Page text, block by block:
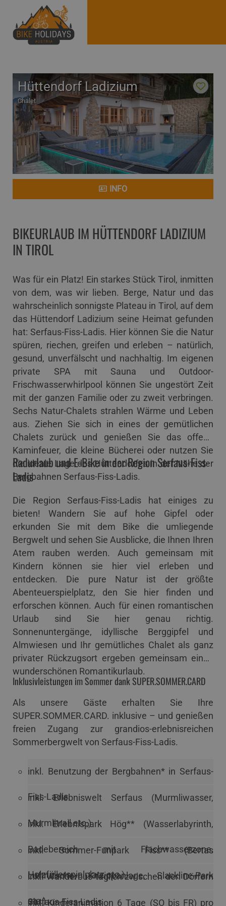
Hüttendorf Ladizium
Chalet
INFO
BIKEURLAUB IM HÜTTENDORF LADIZIUM
IN TIROL
Was für ein Platz! Ein starkes Stück Tirol, inmitten
von dem, was wir lieben. Berge, Natur und das
wahrscheinlich sonnigste Plateau in Tirol, auf dem
das Hüttendorf Ladizium seine Heimat gefunden
hat: Serfaus-Fiss-Ladis. Hier können Sie die Natur
spüren, riechen, greifen und erleben – natürlich,
gesund, unverfälscht und nachhaltig. Im eigenen
private SPA mit Sauna und Outdoor-
Frischwasserwhirlpool können Sie ungestört Zeit
mit der ganzen Familie oder zu zweit verbringen.
Sechs Natur-Chalets strahlen Wärme und Leben
aus. Ziehen Sie sich in eines der gemütlichen
Chalets zurück und genießen Sie das offene
Kaminfeuer, die kleine Bücherei oder nutzen Sie
die ideale Lage des Hüttendorfes in der Nähe der
Bergbahnen Serfaus-Fiss-Ladis.
Radurlaub und E-Bike in der Region Serfaus-Fiss-
Ladis
Die Region Serfaus-Fiss-Ladis hat einiges zu
bieten! Wandern Sie auf hohe Gipfel oder
erkunden Sie mit dem Bike die umliegende
Bergwelt und sehen Sie Ausblicke, die Ihnen Ihren
Atem rauben werden. Auch gemeinsam mit
Kindern können sie hier viel erleben und
entdecken. Die pure Natur ist der größte
Abenteuerspielplatz, den Sie hier finden und
erforschen können. Auch für einen romantischen
Urlaub sind Sie hier genau richtig.
Sonnenuntergänge, idyllische Berggipfel und
Almwiesen und Ihr gemütliches Chalet als ganz
privater Rückzugsort ergeben gemeinsam einen
wunderschönen Romantikurlaub.
Inklusivleistungen im Sommer dank SUPER.SOMMER.CARD
Als unsere Gäste erhalten Sie Ihre
SUPER.SOMMER.CARD. inklusive – und genießen
freien Zugang zur grandios-erlebnisreichen
Sommerbergwelt von Serfaus-Fiss-Ladis.
inkl. Benutzung der Bergbahnen* in Serfaus-
Fiss-Ladis
inkl. Erlebniswelt Serfaus (Murmliwasser,
Murmlitrail etc.)
inkl. Erlebnispark Hög** (Wasserlabyrinth,
Badebereich mit Flachwasserzone,
Holzfällerspielplatz etc.)
inkl. Sommer-Funpark Fiss** (Bertas
Luftrutsche, Kneippanlage, Slackline-Park
etc.)
inkl. Wanderbus täglich zwischen den Dörfern
Serfaus-Fiss-Ladis
inkl. Kinderanimation 6 Tage (SO bis FR) pro